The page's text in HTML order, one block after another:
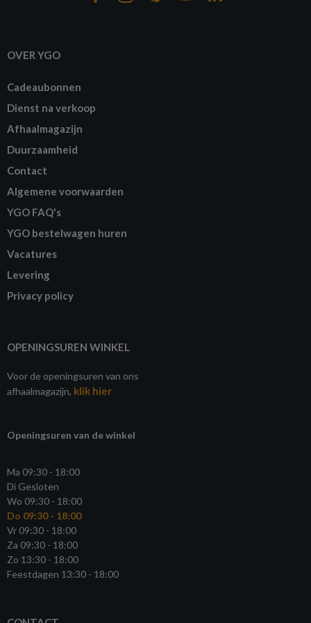
OVER YGO
Cadeaubonnen
Dienst na verkoop
Afhaalmagazijn
Duurzaamheid
Contact
Algemene voorwaarden
YGO FAQ's
YGO bestelwagen huren
Vacatures
Levering
Privacy policy
OPENINGSUREN WINKEL
Voor de openingsuren van ons
afhaalmagazijn, klik hier
Openingsuren van de winkel
Ma 09:30 - 18:00
Di Gesloten
Wo 09:30 - 18:00
Do 09:30 - 18:00
Vr 09:30 - 18:00
Za 09:30 - 18:00
Zo 13:30 - 18:00
Feestdagen 13:30 - 18:00